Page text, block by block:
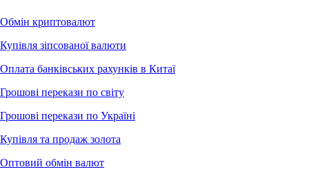
Обмін криптовалют
Купівля зіпсованої валюти
Оплата банківських рахунків в Китаї
Грошові перекази по світу
Грошові перекази по Україні
Купівля та продаж золота
Оптовий обмін валют